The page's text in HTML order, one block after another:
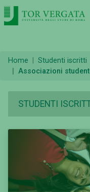
Home Studenti iscritti
Associazioni
STUDENTI